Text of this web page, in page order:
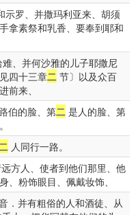
示罗、并撒玛利亚来、胡须
拿素祭和乳香、要奉到耶和
、并何沙雅的儿子耶撒尼
四十三章二节〕以及众百
前来、
伯的脸、第二 是人的脸、第
人同行一路。
方人、使者到他们那里、他
、粉饰眼目、佩戴妆饰、
．并有粗俗的人和酒徒、从